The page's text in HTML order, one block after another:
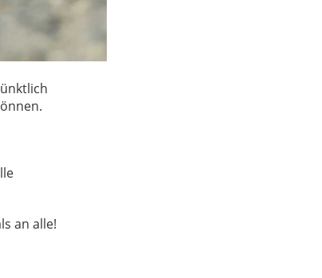
an alle!